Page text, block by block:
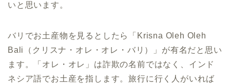
いと思います。
バリでお土産物を見るとしたら「Krisna Oleh Oleh
Bali（クリスナ・オレ・オレ・バリ）」が有名だと思い
ます。「オレ・オレ」は詐欺の名前ではなく、インド
ネシア語でお土産を指します。旅行に行く人がいれば